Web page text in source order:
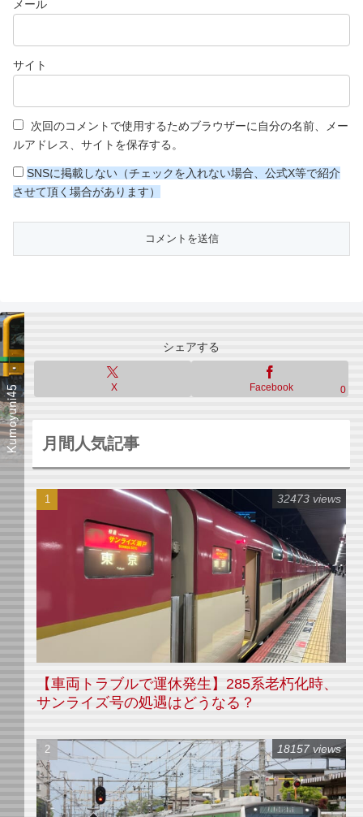
メール
サイト
次回のコメントで使用するためブラウザーに自分の名前、メー
ルアドレス、サイトを保存する。
SNSに掲載しない（チェックを入れない場合、公式X等で紹介
させて頂く場合があります）
シェアする
X Facebook 0
月間人気記事
【車両トラブルで運休発生】285系老朽化時、
サンライズ号の処遇はどうなる？
32473 views
18157 views